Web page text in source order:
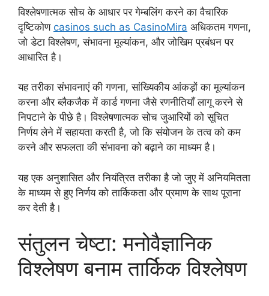
विश्लेषणात्मक सोच के आधार पर गेम्बलिंग करने का वैचारिक
दृष्टिकोण casinos such as CasinoMira अधिकतम गणना,
जो डेटा विश्लेषण, संभावना मूल्यांकन, और जोखिम प्रबंधन पर
आधारित है।
यह तरीका संभावनाएं की गणना, सांख्यिकीय आंकड़ों का मूल्यांकन
करना और ब्लैकजैक में कार्ड गणना जैसे रणनीतियाँ लागू करने से
निपटाने के पीछे है। विश्लेषणात्मक सोच जुआरियों को सूचित
निर्णय लेने में सहायता करती है, जो कि संयोजन के तत्व को कम
करने और सफलता की संभावना को बढ़ाने का माध्यम है।
यह एक अनुशासित और नियंत्रित तरीका है जो जुए में अनियमितता
के माध्यम से हुए निर्णय को तार्किकता और प्रमाण के साथ पूराना
कर देती है।
संतुलन चेष्टा: मनोवैज्ञानिक
विश्लेषण बनाम तार्किक विश्लेषण